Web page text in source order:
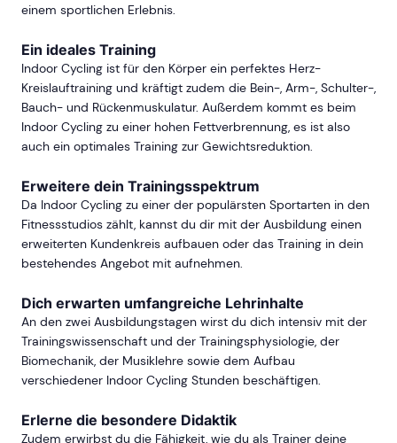
einem sportlichen Erlebnis.
Ein ideales Training
Indoor Cycling ist für den Körper ein perfektes Herz-
Kreislauftraining und kräftigt zudem die Bein-, Arm-, Schulter-,
Bauch- und Rückenmuskulatur. Außerdem kommt es beim
Indoor Cycling zu einer hohen Fettverbrennung, es ist also
auch ein optimales Training zur Gewichtsreduktion.
Erweitere dein Trainingsspektrum
Da Indoor Cycling zu einer der populärsten Sportarten in den
Fitnessstudios zählt, kannst du dir mit der Ausbildung einen
erweiterten Kundenkreis aufbauen oder das Training in dein
bestehendes Angebot mit aufnehmen.
Dich erwarten umfangreiche Lehrinhalte
An den zwei Ausbildungstagen wirst du dich intensiv mit der
Trainingswissenschaft und der Trainingsphysiologie, der
Biomechanik, der Musiklehre sowie dem Aufbau
verschiedener Indoor Cycling Stunden beschäftigen.
Erlerne die besondere Didaktik
Zudem erwirbst du die Fähigkeit, wie du als Trainer deine